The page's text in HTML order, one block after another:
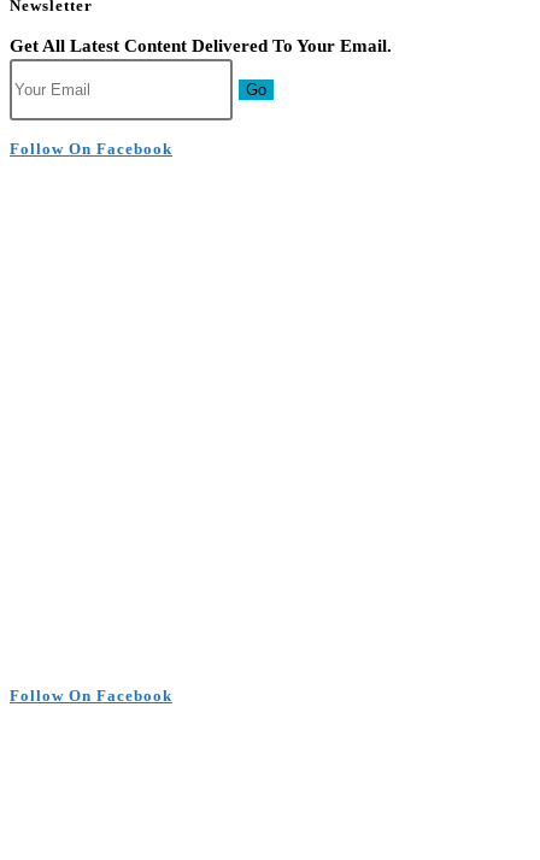
Newsletter
Get All Latest Content Delivered To Your Email.
Go
Follow On Facebook
Follow On Facebook